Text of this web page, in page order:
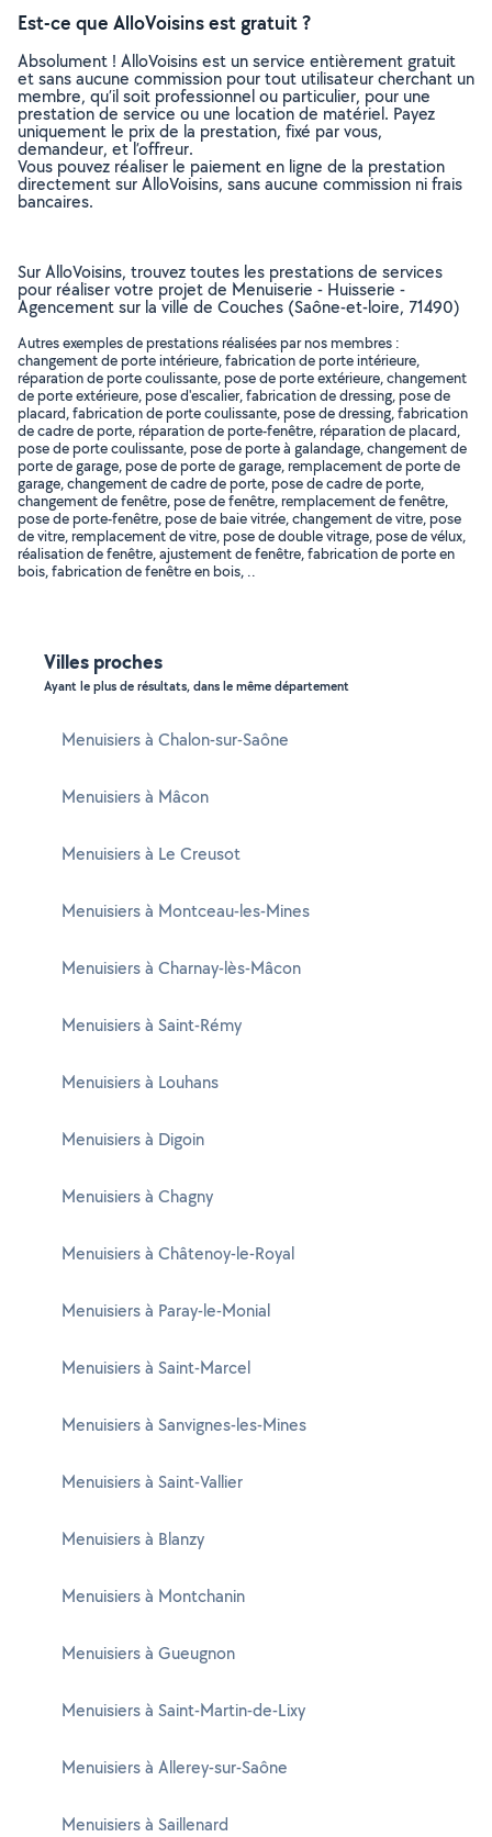
Est-ce que AlloVoisins est gratuit ?
Absolument ! AlloVoisins est un service entièrement gratuit
et sans aucune commission pour tout utilisateur cherchant un
membre, qu’il soit professionnel ou particulier, pour une
prestation de service ou une location de matériel. Payez
uniquement le prix de la prestation, fixé par vous,
demandeur, et l’offreur.
Vous pouvez réaliser le paiement en ligne de la prestation
directement sur AlloVoisins, sans aucune commission ni frais
bancaires.
Sur AlloVoisins, trouvez toutes les prestations de services
pour réaliser votre projet de Menuiserie - Huisserie -
Agencement sur la ville de Couches (Saône-et-loire, 71490)
Autres exemples de prestations réalisées par nos membres :
changement de porte intérieure, fabrication de porte intérieure,
réparation de porte coulissante, pose de porte extérieure, changement
de porte extérieure, pose d'escalier, fabrication de dressing, pose de
placard, fabrication de porte coulissante, pose de dressing, fabrication
de cadre de porte, réparation de porte-fenêtre, réparation de placard,
pose de porte coulissante, pose de porte à galandage, changement de
porte de garage, pose de porte de garage, remplacement de porte de
garage, changement de cadre de porte, pose de cadre de porte,
changement de fenêtre, pose de fenêtre, remplacement de fenêtre,
pose de porte-fenêtre, pose de baie vitrée, changement de vitre, pose
de vitre, remplacement de vitre, pose de double vitrage, pose de vélux,
réalisation de fenêtre, ajustement de fenêtre, fabrication de porte en
bois, fabrication de fenêtre en bois, ..
Villes proches
Ayant le plus de résultats, dans le même département
Menuisiers à Chalon-sur-Saône
Menuisiers à Mâcon
Menuisiers à Le Creusot
Menuisiers à Montceau-les-Mines
Menuisiers à Charnay-lès-Mâcon
Menuisiers à Saint-Rémy
Menuisiers à Louhans
Menuisiers à Digoin
Menuisiers à Chagny
Menuisiers à Châtenoy-le-Royal
Menuisiers à Paray-le-Monial
Menuisiers à Saint-Marcel
Menuisiers à Sanvignes-les-Mines
Menuisiers à Saint-Vallier
Menuisiers à Blanzy
Menuisiers à Montchanin
Menuisiers à Gueugnon
Menuisiers à Saint-Martin-de-Lixy
Menuisiers à Allerey-sur-Saône
Menuisiers à Saillenard